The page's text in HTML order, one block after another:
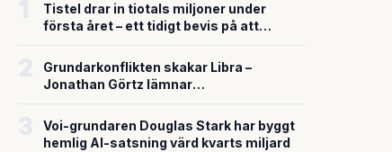
Tistel drar in tiotals miljoner under
första året – ett tidigt bevis på att
försvarsteknik
Grundarkonflikten skakar Libra –
Jonathan Görtz lämnar
miljardvärderingen
Voi-grundaren Douglas Stark har byggt
hemlig AI-satsning värd kvarts miljard